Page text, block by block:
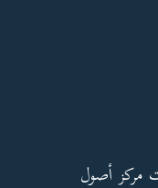
مركز أصول